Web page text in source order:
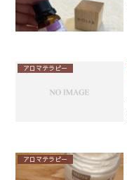
アロマテラピー
アロマテラピー